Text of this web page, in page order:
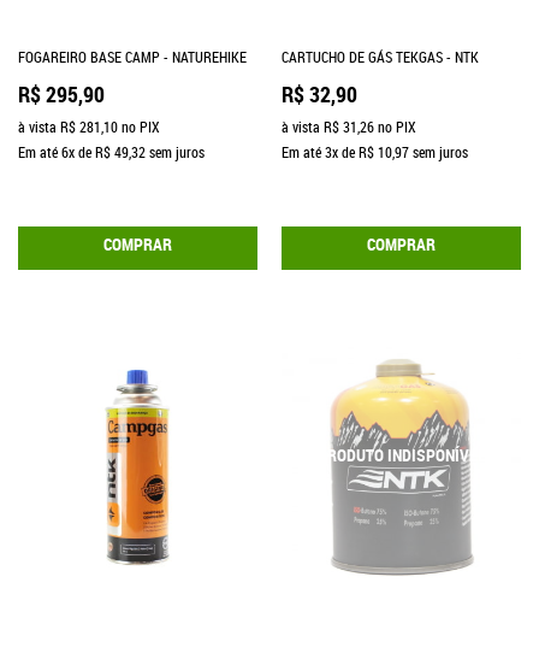
FOGAREIRO BASE CAMP - NATUREHIKE
R$ 295,90
à vista R$ 281,10no PIX
Em até6xdeR$ 49,32sem juros
COMPRAR
CARTUCHO DE GÁS TEKGAS - NTK
R$ 32,90
à vista R$ 31,26no PIX
Em até3xdeR$ 10,97sem juros
COMPRAR